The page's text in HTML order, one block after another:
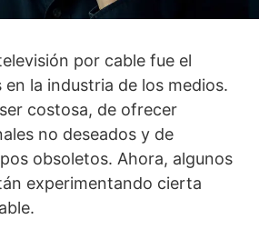
por cable fue el
la industria de los medios.
costosa, de ofrecer
no deseados y de
obsoletos. Ahora, algunos
experimentando cierta